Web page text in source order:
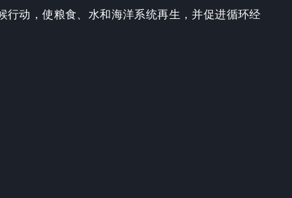
行动，使粮食、水和海洋系统再生，并促进循环经